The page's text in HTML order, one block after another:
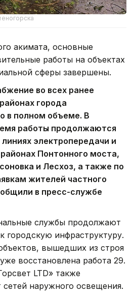
акимата, основные
работы на объектах
сферы завершены.
во всех ранее
города
в полном объеме. В
работы продолжаются
электропередачи и
Понтонного моста,
и Лесхоз, а также по
жителей частного
в пресс-службе
службы продолжают
городскую инфраструктуру.
вышедших из строя
восстановлена работа 29.
LTD» также
наружного освещения.